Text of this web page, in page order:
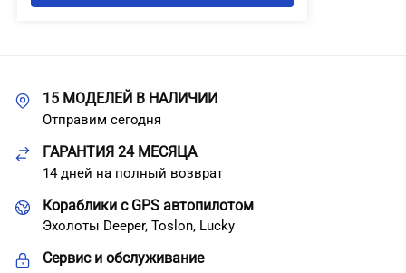
15 МОДЕЛЕЙ В НАЛИЧИИ
Отправим сегодня
ГАРАНТИЯ 24 МЕСЯЦА
14 дней на полный возврат
Кораблики с GPS автопилотом
Эхолоты Deeper, Toslon, Lucky
Сервис и обслуживание